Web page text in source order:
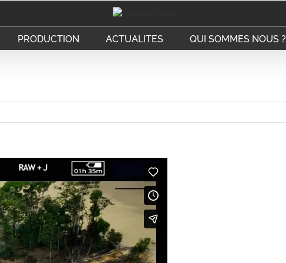
PRODUCTION ACTUALITES QUI SOMMES NOUS ?